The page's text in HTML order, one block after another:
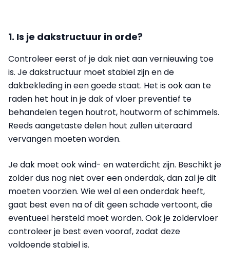
1. Is je dakstructuur in orde?
Controleer eerst of je dak niet aan vernieuwing toe
is. Je dakstructuur moet stabiel zijn en de
dakbekleding in een goede staat. Het is ook aan te
raden het hout in je dak of vloer preventief te
behandelen tegen houtrot, houtworm of schimmels.
Reeds aangetaste delen hout zullen uiteraard
vervangen moeten worden.
Je dak moet ook wind- en waterdicht zijn. Beschikt je
zolder dus nog niet over een onderdak, dan zal je dit
moeten voorzien. Wie wel al een onderdak heeft,
gaat best even na of dit geen schade vertoont, die
eventueel hersteld moet worden. Ook je zoldervloer
controleer je best even vooraf, zodat deze
voldoende stabiel is.